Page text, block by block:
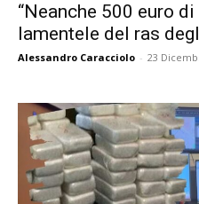
“Neanche 500 euro
lamentele del ras
Alessandro Caracciolo - 23